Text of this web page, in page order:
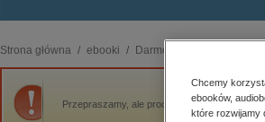
budownictwo, aranżacja wnętrz
biznesowe, branżowe, gospodarka
Strona główna ebooki Darmowe ebooki
Przepraszamy, ale produkt „Kwiaty Moralne”
Chcemy
ebooków,
które rozwijamy